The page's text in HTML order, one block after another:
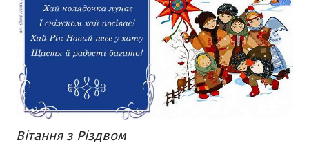
Вітання з Різдвом